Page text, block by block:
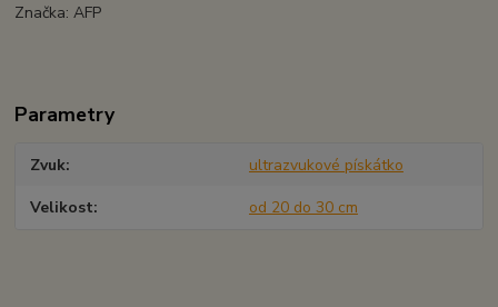
Značka: AFP
Parametry
Zvuk ultrazvukové pískátko
Velikost od 20 do 30 cm